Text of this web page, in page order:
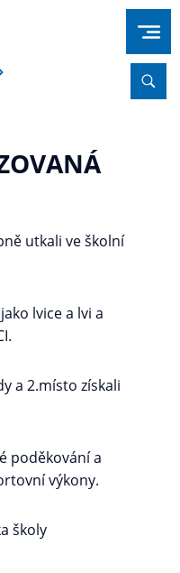
utkali ve školní
lvice a lvi a
a 2.místo získali
poděkování a
výkony.
školy